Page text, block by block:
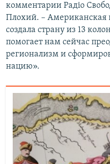
комментарии Радіо
Плохий. – Американская
создала страну из 13
помогает нам сейчас
регионализм и
нацию».